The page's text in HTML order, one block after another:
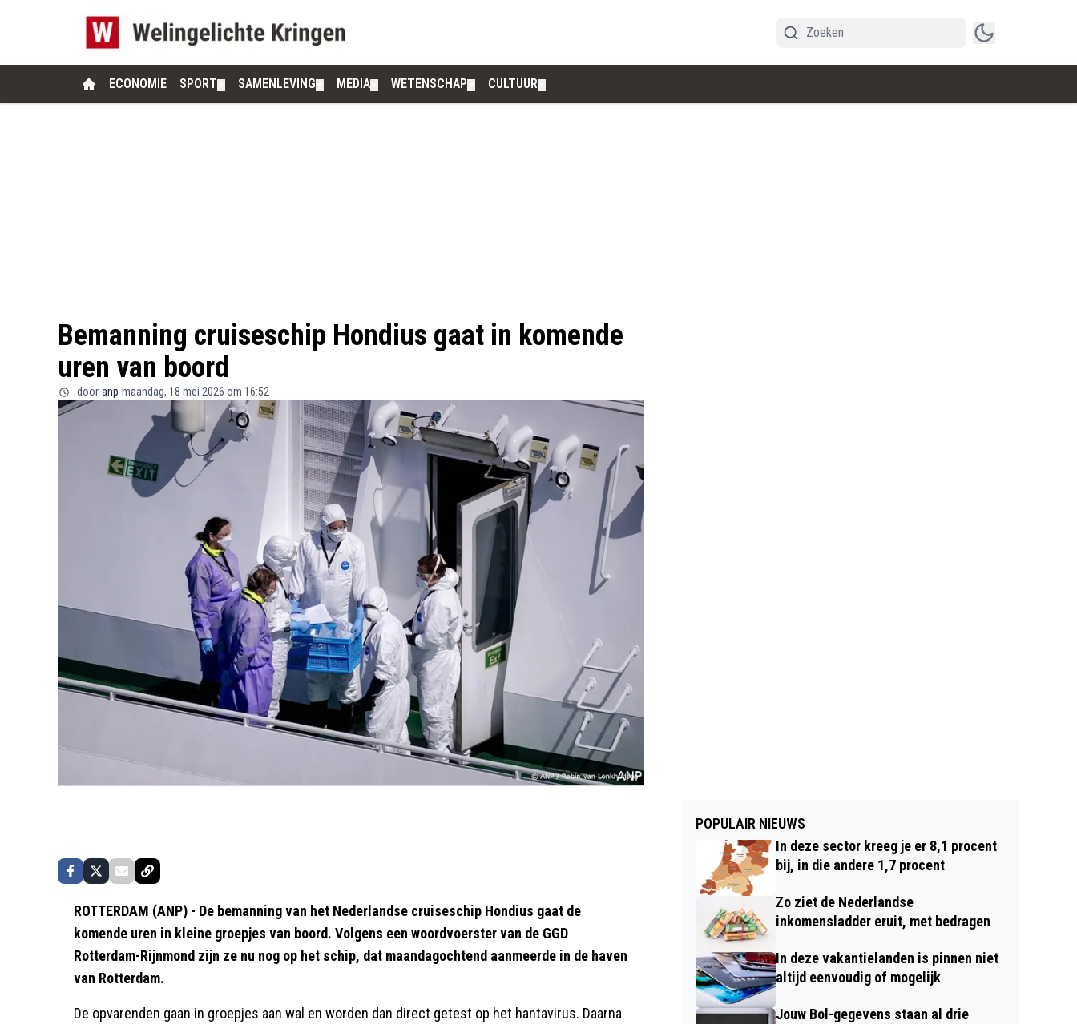
ECONOMIE SPORT SAMENLEVING MEDIA WETENSCHAP CULTUUR
Bemanning cruiseschip Hondius gaat in komende
uren van boord
door anp maandag, 18 mei 2026 om 16:52
ROTTERDAM (ANP) - De bemanning van het Nederlandse cruiseschip Hondius gaat de
komende uren in kleine groepjes van boord. Volgens een woordvoerster van de GGD
Rotterdam-Rijnmond zijn ze nu nog op het schip, dat maandagochtend aanmeerde in de haven
van Rotterdam.
De opvarenden gaan in groepjes aan wal en worden dan direct getest op het hantavirus. Daarna
POPULAIR NIEUWS
In deze sector kreeg je er 8,1 procent
bij, in die andere 1,7 procent
Zo ziet de Nederlandse
inkomensladder eruit, met bedragen
In deze vakantielanden is pinnen niet
altijd eenvoudig of mogelijk
Jouw Bol-gegevens staan al drie